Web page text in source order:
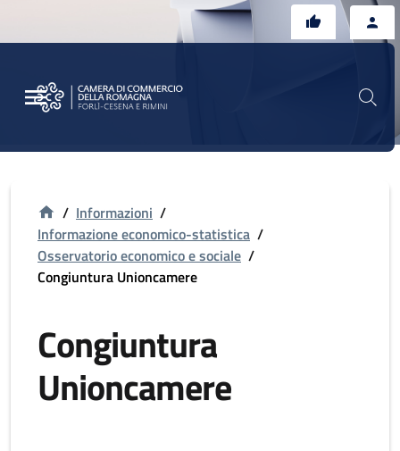
/ Informazioni /
Informazione economico-statistica /
Osservatorio economico e sociale /
Congiuntura Unioncamere
Congiuntura
Unioncamere